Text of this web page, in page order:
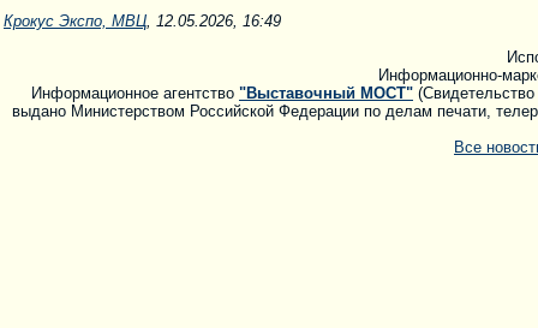
Крокус Экспо, МВЦ, 12.05.2026, 16:49
Информационно-
Информационное агентство "Выставочный МОСТ"
выдано Министерством Российской Федерации по делам печати,
Все